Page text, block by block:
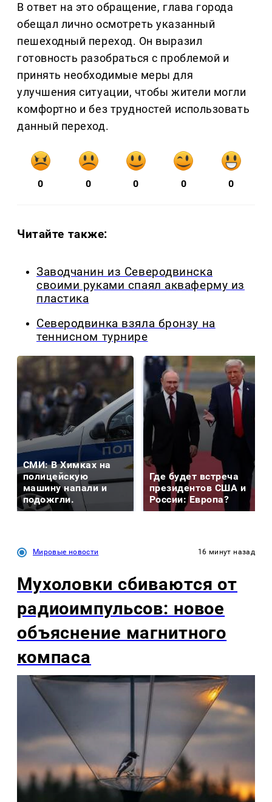
В ответ на это обращение, глава города
обещал лично осмотреть указанный
пешеходный переход. Он выразил
готовность разобраться с проблемой и
принять необходимые меры для
улучшения ситуации, чтобы жители могли
комфортно и без трудностей использовать
данный переход.
0 0 0 0 0
Читайте также:
Заводчанин из Северодвинска
своими руками спаял акваферму из
пластика
Северодвинка взяла бронзу на
теннисном турнире
СМИ: В Химках на
полицейскую
машину напали и
подожгли.
Где будет встреча
президентов США и
России: Европа?
Мировые новости 16 минут назад
Мухоловки сбиваются от
радиоимпульсов: новое
объяснение магнитного
компаса